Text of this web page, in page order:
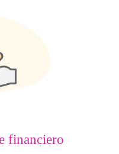
financiero